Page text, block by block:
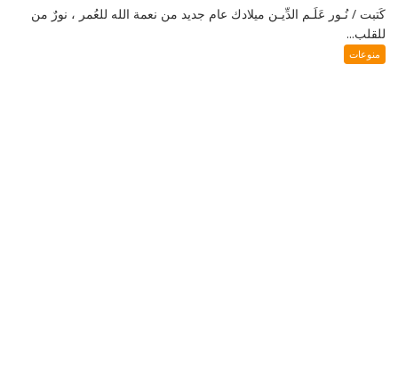
كَتبت / نُـور عَلَـم الدِّيـن ميلادك عام جديد من نعمة الله للعُمر ، نورٌ من
للقلب...
منوعات